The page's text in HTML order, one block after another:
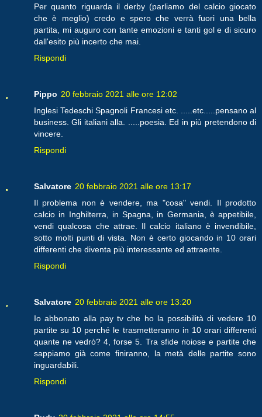
Per quanto riguarda il derby (parliamo del calcio giocato
che è meglio) credo e spero che verrà fuori una bella
partita, mi auguro con tante emozioni e tanti gol e di sicuro
dall'esito più incerto che mai.
Rispondi
Pippo 20 febbraio 2021 alle ore 12:02
Inglesi Tedeschi Spagnoli Francesi etc. .....etc.....pensano al
business. Gli italiani alla. .....poesia. Ed in più pretendono di
vincere.
Rispondi
Salvatore 20 febbraio 2021 alle ore 13:17
Il problema non è vendere, ma "cosa" vendi. Il prodotto
calcio in Inghilterra, in Spagna, in Germania, è appetibile,
vendi qualcosa che attrae. Il calcio italiano è invendibile,
sotto molti punti di vista. Non è certo giocando in 10 orari
differenti che diventa più interessante ed attraente.
Rispondi
Salvatore 20 febbraio 2021 alle ore 13:20
Io abbonato alla pay tv che ho la possibilità di vedere 10
partite su 10 perché le trasmetteranno in 10 orari differenti
quante ne vedrò? 4, forse 5. Tra sfide noiose e partite che
sappiamo già come finiranno, la metà delle partite sono
inguardabili.
Rispondi